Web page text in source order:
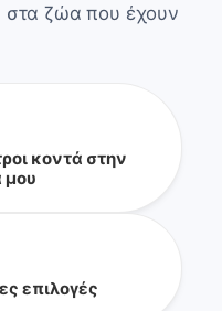
στα ζώα που έχουν
κοντά στην
μου
επιλογές